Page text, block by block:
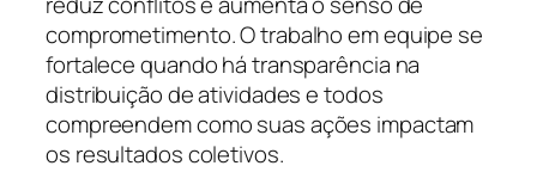
comprometimento. O trabalho em equipe se
fortalece quando há transparência na
distribuição de atividades e todos
compreendem como suas ações impactam
os resultados coletivos.